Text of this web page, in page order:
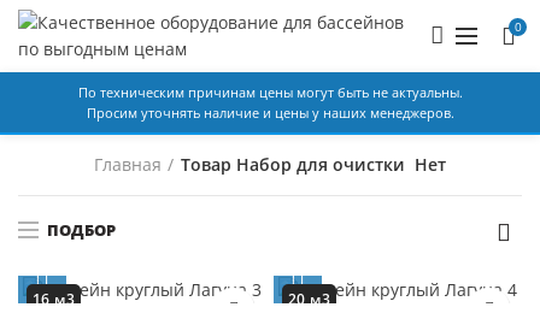
0
По техническим причинам цены могут быть не актуальны.
Просим уточнять наличие и цены у наших менеджеров.
Главная Товар Набор для очистки Нет
ПОДБОР
16 м3
20 м3
наших менеджеров.